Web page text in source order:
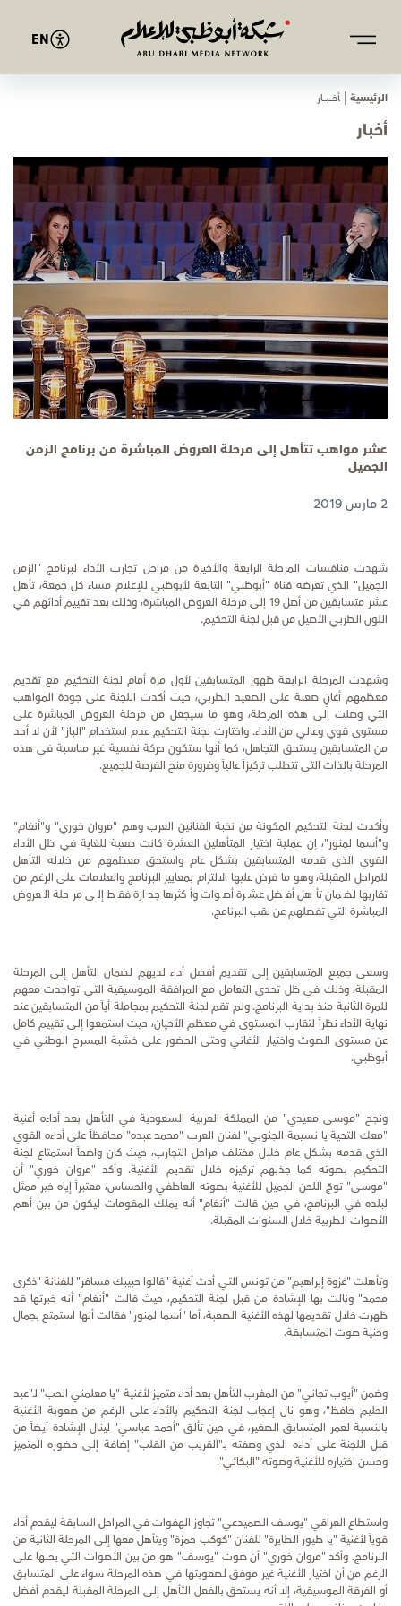
EN
الرئيسية ﺄﺧـــﺒـــﺎر
أخبار
عشر مواهب تتأهل إلى مرحلة العروض المباشرة من برنامج الزمن
الجميل
2 مارس 2019
شهدت منافسات المرحلة الرابعة والأخيرة من مراحل تجارب الأداء لبرنامج "الزمن
الجميل" الذي تعرضه قناة "أبوظبي" التابعة لأبوظبي للإعلام مساء كل جمعة، تأهل
عشر متسابقين من أصل 19 إلى مرحلة العروض المباشرة، وذلك بعد تقييم أدائهم في
اللون الطربي الأصيل من قبل لجنة التحكيم.
وشهدت المرحلة الرابعة ظهور المتسابقين لأول مرة أمام لجنة التحكيم مع تقديم
معظمهم أغانٍ صعبة على الصعيد الطربي، حيث أكدت اللجنة على جودة المواهب
التي وصلت إلى هذه المرحلة، وهو ما سيجعل من مرحلة العروض المباشرة على
مستوى قوي وعالي من الأداء. واختارت لجنة التحكيم عدم استخدام "الباز" لأن لا أحد
من المتسابقين يستحق التجاهل، كما أنها ستكون حركة نفسية غير مناسبة في هذه
المرحلة بالذات التي تتطلب تركيزاً عالياً وضرورة منح الفرصة للجميع.
وأكدت لجنة التحكيم المكونة من نخبة الفنانين العرب وهم "مروان خوري" و"أنغام"
و"أسما لمنور"، إن عملية اختيار المتأهلين العشرة كانت صعبة للغاية في ظل الأداء
القوي الذي قدمه المتسابقين بشكل عام واستحق معظمهم من خلاله التأهل
للمراحل المقبلة، وهو ما فرض عليها الالتزام بمعايير البرنامج والعلامات على الرغم من
تقاربها لضمان تأهل أفضل عشرة أصوات وأكثرها جدارة فقط إلى مرحلة العروض
المباشرة التي تفصلهم عن لقب البرنامج.
وسعى جميع المتسابقين إلى تقديم أفضل أداء لديهم لضمان التأهل إلى المرحلة
المقبلة، وذلك في ظل تحدي التعامل مع المرافقة الموسيقية التي تواجدت معهم
للمرة الثانية منذ بداية البرنامج. ولم تقم لجنة التحكيم بمجاملة أياً من المتسابقين عند
نهاية الأداء نظراً لتقارب المستوى في معظم الأحيان، حيث استمعوا إلى تقييم كامل
عن مستوى الصوت واختيار الأغاني وحتى الحضور على خشبة المسرح الوطني في
أبوظبي.
ونجح "موسى معيدي" من المملكة العربية السعودية في التأهل بعد أداءه أغنية
"معك التحية يا نسيمة الجنوبي" لفنان العرب "محمد عبده" محافظاً على أداءه القوي
الذي قدمه بشكل عام خلال مختلف مراحل التجارب، حيث كان واضحاً استمتاع لجنة
التحكيم بصوته كما جذبهم تركيزه خلال تقديم الأغنية. وأكد "مروان خوري" أن
"موسى" توجّ اللحن الجميل للأغنية بصوته العاطفي والحساس، معتبراً إياه خير ممثل
لبلده في البرنامج، في حين قالت "أنغام" أنه يملك المقومات ليكون من بين أهم
الأصوات الطربية خلال السنوات المقبلة.
وتأهلت "غزوة إبراهيم" من تونس التي أدت أغنية "قالوا حبيبك مسافر" للفنانة "ذكرى
محمد" ونالت بها الإشادة من قبل لجنة التحكيم، حيث قالت "أنغام" أنه خبرتها قد
ظهرت خلال تقديمها لهذه الأغنية الصعبة، أما "أسما لمنور" فقالت أنها استمتع بجمال
وحنية صوت المتسابقة.
وضمن "أيوب تجاني" من المغرب التأهل بعد أداء متميز لأغنية "يا معلمني الحب" لـ"عبد
الحليم حافظ"، وهو نال إعجاب لجنة التحكيم بالأداء على الرغم من صعوبة الأغنية
بالنسبة لعمر المتسابق الصغير، في حين تألق "أحمد عباسي" لينال الإشادة أيضاً من
قبل اللجنة على أداءه الذي وصفته بـ"القريب من القلب" إضافة إلى حضوره المتميز
وحسن اختياره للأغنية وصوته "البكائي".
واستطاع العراقي "يوسف الصميدعي" تجاوز الهفوات في المراحل السابقة ليقدم أداء
قوياً لأغنية "يا طيور الطايرة" للفنان "كوكب حمزة" ويتأهل معها إلى المرحلة الثانية من
البرنامج. وأكد "مروان خوري" أن صوت "يوسف" هو من بين الأصوات التي يحبها على
الرغم من أن اختيار الأغنية غير موفق لصعوبتها في هذه المرحلة سواء على المتسابق
أو الفرقة الموسيقية، إلا أنه يستحق بالفعل التأهل إلى المرحلة المقبلة ليقدم أفضل